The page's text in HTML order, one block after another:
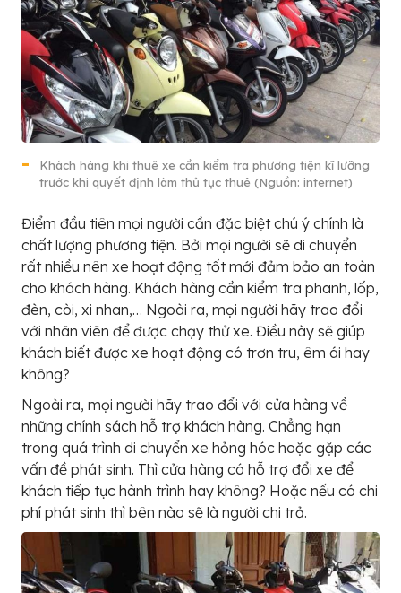
Khách hàng khi thuê xe cần kiểm tra phương tiện kĩ lưỡng
trước khi quyết định làm thủ tục thuê (Nguồn: internet)
Điểm đầu tiên mọi người cần đặc biệt chú ý chính là
chất lượng phương tiện. Bởi mọi người sẽ di chuyển
rất nhiều nên xe hoạt động tốt mới đảm bảo an toàn
cho khách hàng. Khách hàng cần kiểm tra phanh, lốp,
đèn, còi, xi nhan,… Ngoài ra, mọi người hãy trao đổi
với nhân viên để được chạy thử xe. Điều này sẽ giúp
khách biết được xe hoạt động có trơn tru, êm ái hay
không?
Ngoài ra, mọi người hãy trao đổi với cửa hàng về
những chính sách hỗ trợ khách hàng. Chẳng hạn
trong quá trình di chuyển xe hỏng hóc hoặc gặp các
vấn đề phát sinh. Thì cửa hàng có hỗ trợ đổi xe để
khách tiếp tục hành trình hay không? Hoặc nếu có chi
phí phát sinh thì bên nào sẽ là người chi trả.